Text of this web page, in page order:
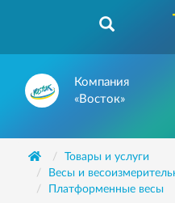
Компания
«Восток»
Товары и услуги
Весы и
Платформенные весы